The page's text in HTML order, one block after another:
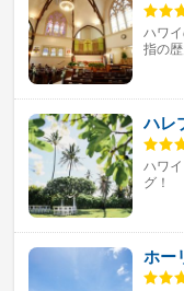
ハワ
指の
ハレ
ハワ
グ！
ホー